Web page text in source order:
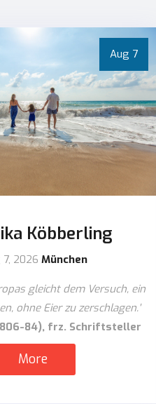
Aug 7
Köbberling
7, 2026 München
gleicht dem Versuch, ein
ohne Eier zu zerschlagen.'
84), frz. Schriftsteller
More